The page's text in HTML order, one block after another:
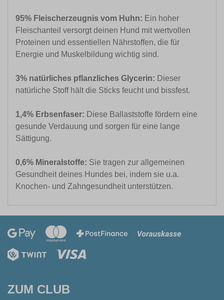
95% Fleischerzeugnis vom Huhn: Ein hoher
Fleischanteil versorgt deinen Hund mit wertvollen
Proteinen und essentiellen Nährstoffen, die für
Energie und Muskelbildung wichtig sind.
3% natürliches pflanzliches Glycerin: Dieser
natürliche Stoff hält die Sticks feucht und bissfest.
1,4% Erbsenfaser: Diese Ballaststoffe fördern eine
gesunde Verdauung und sorgen für eine lange
Sättigung.
0,6% Mineralstoffe: Sie tragen zur allgemeinen
Gesundheit deines Hundes bei, indem sie u.a.
Knochen- und Zahngesundheit unterstützen.
ZUM CLUB